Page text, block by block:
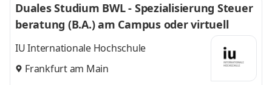
Duales Studium BWL - Spezialisierung Steuer
beratung (B.A.) am Campus oder virtuell
IU Internationale Hochschule
Frankfurt am Main